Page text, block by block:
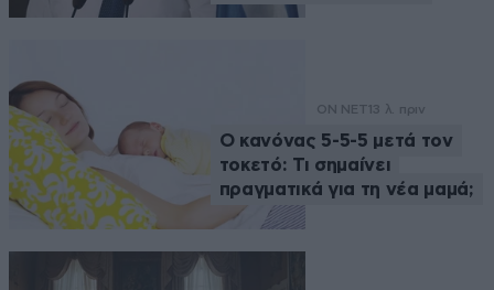
ON NET 13 λ. πριν
Ο κανόνας 5-5-5 μετά τον
τοκετό: Τι σημαίνει
πραγματικά για τη νέα μαμά;